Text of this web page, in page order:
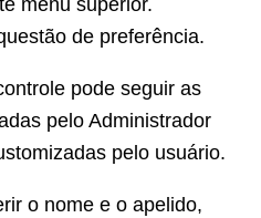
de preferência.
pode seguir as
pelo Administrador
pelo usuário.
o nome e o apelido,